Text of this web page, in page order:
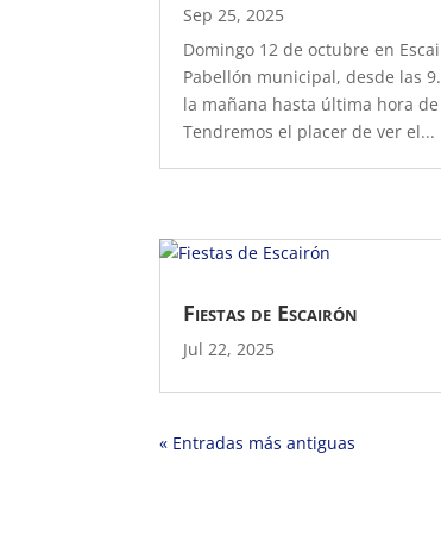
Sep 25, 2025
Domingo 12 de octubre en
Pabellón municipal, desde las
la mañana hasta última hora
Tendremos el placer de ver el...
Fiestas de Escairón
Jul 22, 2025
« Entradas más antiguas